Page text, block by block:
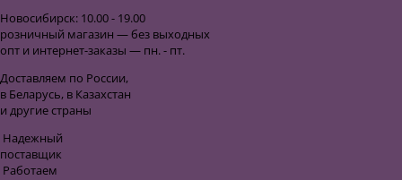
Новосибирск: 10.00 - 19.00
розничный магазин — без выходных
опт и интернет-заказы — пн. - пт.
Доставляем по России,
в Беларусь, в Казахстан
и другие страны
Надежный
поставщик
Работаем